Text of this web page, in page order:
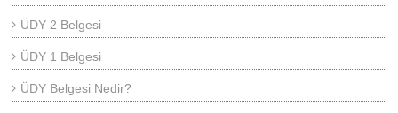
ÜDY 2 Belgesi
ÜDY 1 Belgesi
ÜDY Belgesi Nedir?